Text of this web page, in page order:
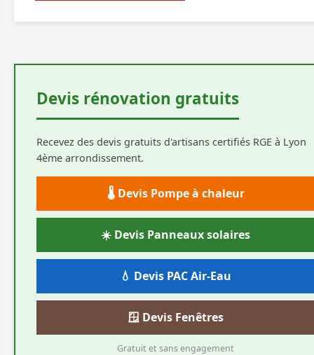
Devis rénovation gratuits
Recevez des devis gratuits d'artisans certifiés RGE à Lyon
4ème arrondissement.
🌡️ Devis Pompe à chaleur
☀️ Devis Panneaux solaires
💧 Devis PAC Air-Eau
🪟 Devis Fenêtres
Gratuit et sans engagement